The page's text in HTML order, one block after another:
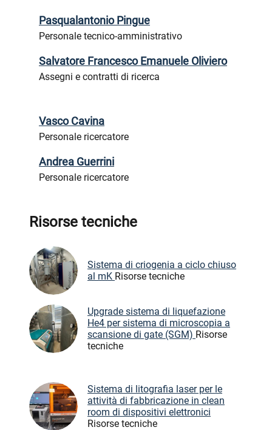
Pasqualantonio Pingue
Personale tecnico-amministrativo
Salvatore Francesco Emanuele Oliviero
Assegni e contratti di ricerca
Vasco Cavina
Personale ricercatore
Andrea Guerrini
Personale ricercatore
Risorse tecniche
Sistema di criogenia a ciclo chiuso
al mK Risorse tecniche
Upgrade sistema di liquefazione
He4 per sistema di microscopia a
scansione di gate (SGM) Risorse
tecniche
Sistema di litografia laser per le
attività di fabbricazione in clean
room di dispositivi elettronici
Risorse tecniche